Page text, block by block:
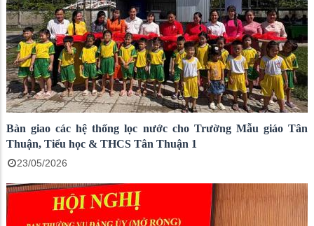
Bàn giao các hệ thống lọc nước cho Trường Mẫu giáo Tân
Thuận, Tiểu học & THCS Tân Thuận 1
23/05/2026